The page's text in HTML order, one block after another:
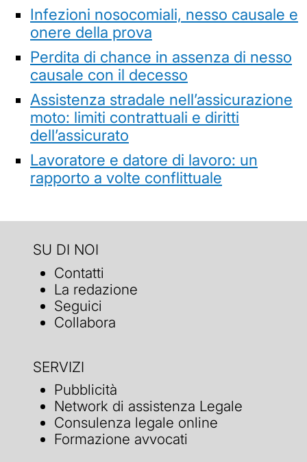
Infezioni nosocomiali, nesso causale e
onere della prova
Perdita di chance in assenza di nesso
causale con il decesso
Assistenza stradale nell’assicurazione
moto: limiti contrattuali e diritti
dell’assicurato
Lavoratore e datore di lavoro: un
rapporto a volte conflittuale
SU DI NOI
Contatti
La redazione
Seguici
Collabora
SERVIZI
Pubblicità
Network di assistenza Legale
Consulenza legale online
Formazione avvocati